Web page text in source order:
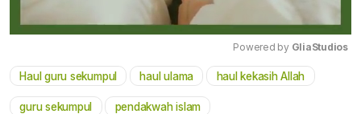
Mute
Powered by GliaStudios
Haul guru sekumpul haul ulama haul kekasih Allah
guru sekumpul pendakwah islam